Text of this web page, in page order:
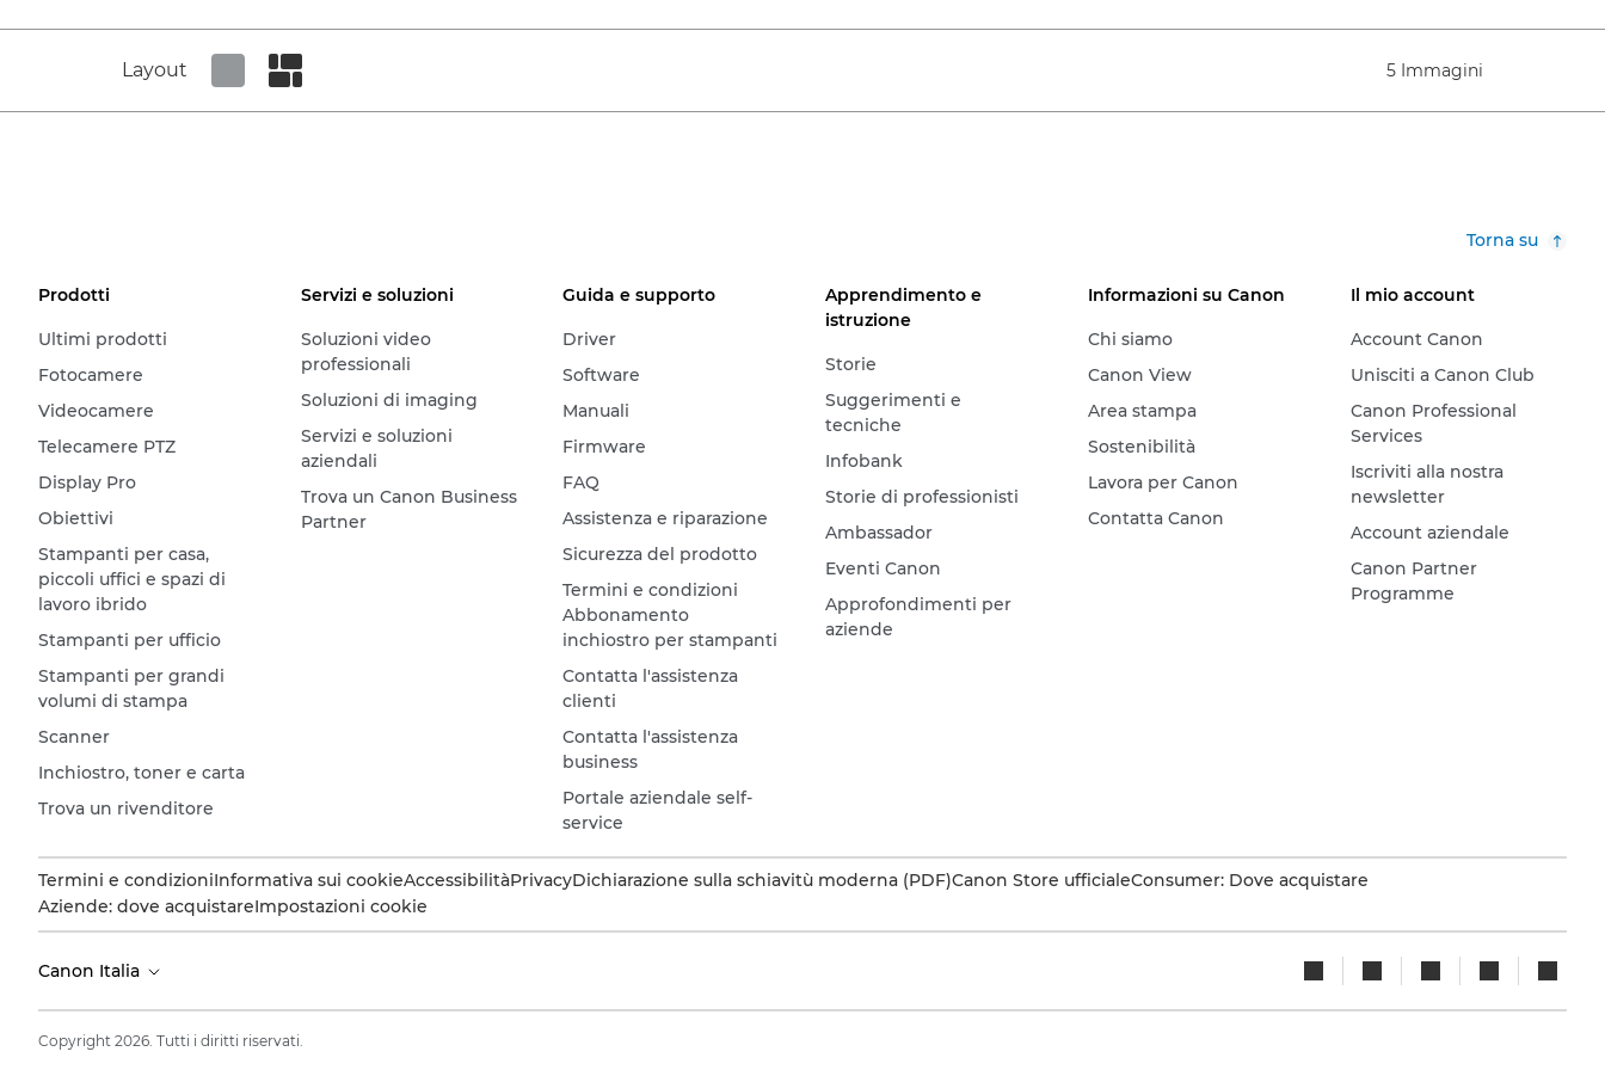
Layout 5 Immagini
Torna su
Prodotti
Ultimi prodotti
Fotocamere
Videocamere
Telecamere PTZ
Display Pro
Obiettivi
Stampanti per casa,
piccoli uffici e spazi di
lavoro ibrido
Stampanti per ufficio
Stampanti per grandi
volumi di stampa
Scanner
Inchiostro, toner e carta
Trova un rivenditore
Servizi e soluzioni
Soluzioni video
professionali
Soluzioni di imaging
Servizi e soluzioni
aziendali
Trova un Canon Business
Partner
Guida e supporto
Driver
Software
Manuali
Firmware
FAQ
Assistenza e riparazione
Sicurezza del prodotto
Termini e condizioni
Abbonamento
inchiostro per stampanti
Contatta l'assistenza
clienti
Contatta l'assistenza
business
Portale aziendale self-
service
Apprendimento e
istruzione
Storie
Suggerimenti e
tecniche
Infobank
Storie di professionisti
Ambassador
Eventi Canon
Approfondimenti per
aziende
Informazioni su Canon
Chi siamo
Canon View
Area stampa
Sostenibilità
Lavora per Canon
Contatta Canon
Il mio account
Account Canon
Unisciti a Canon Club
Canon Professional
Services
Iscriviti alla nostra
newsletter
Account aziendale
Canon Partner
Programme
Termini e condizioniInformativa sui cookieAccessibilitàPrivacyDichiarazione sulla schiavitù moderna (PDF)Canon Store ufficialeConsumer: Dove acquistare
Aziende: dove acquistareImpostazioni cookie
Canon Italia
Copyright 2026. Tutti i diritti riservati.